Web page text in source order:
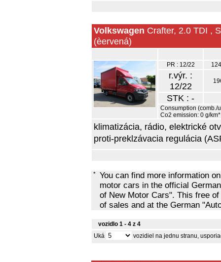
Volkswagen Crafter, 2.0 TDI ,
(èervená)
PR : 12/22
r.výr. :
12/22
STK : -
Consumption (comb./
Co2 emission: 0 g/km*
klimatizácia, rádio, elektrické
proti-preklzávacia regulácia
* You can find more information
motor cars in the official
of New Motor Cars". This free
of sales and at the German
vozidlo 1 - 4 z 4
Uká
vozidiel na jednu stranu,